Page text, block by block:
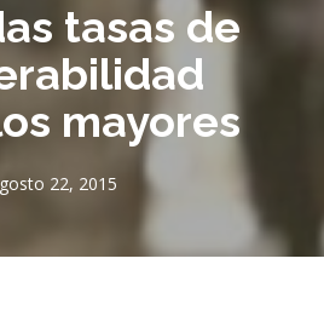
tasas de
mayores
22, 2015